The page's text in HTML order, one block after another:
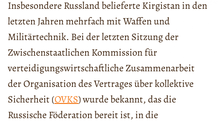
Insbesondere Russland belieferte Kirgistan in den
letzten Jahren mehrfach mit Waffen und
Militärtechnik. Bei der letzten Sitzung der
Zwischenstaatlichen Kommission für
verteidigungswirtschaftliche Zusammenarbeit
der Organisation des Vertrages über kollektive
Sicherheit (OVKS) wurde bekannt, das die
Russische Föderation bereit ist, in die